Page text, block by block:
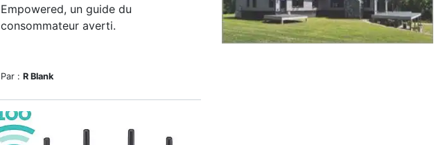
Empowered, un guide du
consommateur averti.
Par : R Blank